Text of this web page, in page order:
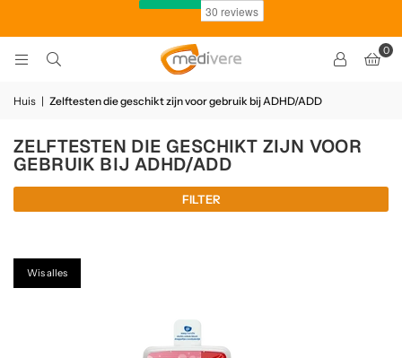
0
Huis | Zelftesten die geschikt zijn voor gebruik bij ADHD/ADD
ZELFTESTEN DIE GESCHIKT ZIJN VOOR
GEBRUIK BIJ ADHD/ADD
FILTER
Wis alles